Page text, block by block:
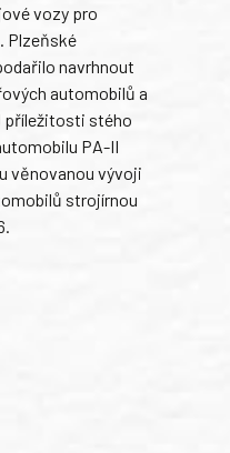
vozy pro
Plzeňské
navrhnout
automobilů a
příležitosti stého
PA-II
věnovanou vývoji
strojírnou